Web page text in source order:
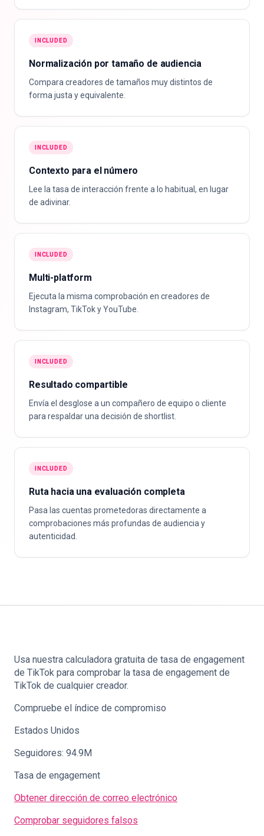
INCLUDED
Normalización por tamaño de audiencia
Compara creadores de tamaños muy distintos de
forma justa y equivalente.
INCLUDED
Contexto para el número
Lee la tasa de interacción frente a lo habitual, en lugar
de adivinar.
INCLUDED
Multi-platform
Ejecuta la misma comprobación en creadores de
Instagram, TikTok y YouTube.
INCLUDED
Resultado compartible
Envía el desglose a un compañero de equipo o cliente
para respaldar una decisión de shortlist.
INCLUDED
Ruta hacia una evaluación completa
Pasa las cuentas prometedoras directamente a
comprobaciones más profundas de audiencia y
autenticidad.
Usa nuestra calculadora gratuita de tasa de engagement
de TikTok para comprobar la tasa de engagement de
TikTok de cualquier creador.
Compruebe el índice de compromiso
Estados Unidos
Seguidores: 94.9M
Tasa de engagement
Obtener dirección de correo electrónico
Comprobar seguidores falsos